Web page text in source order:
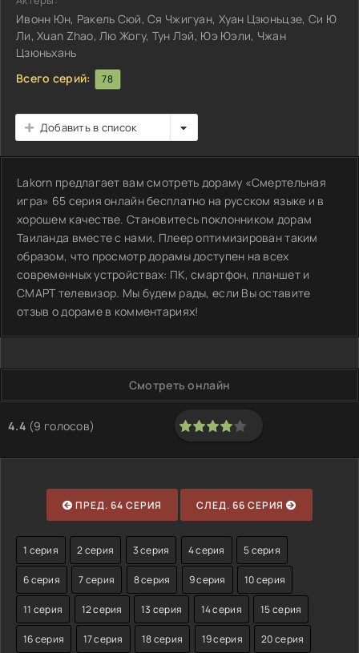
Ивонн Юн, Ракель Сюй, Ся Чжигуан, Хуан Цзюньцзе, Си Ю
Ли, Xuan Zhao, Лю Жогу, Тун Лэй, Юэ Юэли, Чжан
Цзюньхань
Всего серий:
78
Добавить в список
Lakorn предлагает вам смотреть дораму «Смертельная
игра» 65 серия онлайн бесплатно на русском языке и в
хорошем качестве. Становитесь поклонником дорам
Таиланда вместе с нами. Плеер оптимизирован таким
образом, что просмотр дорамы доступен на всех
современных устройствах: ПК, смартфон, планшет и
СМАРТ телевизор. Мы будем рады, если Вы оставите
отзыв о дораме в комментариях!
Смотреть онлайн
4.4 (9 голосов)
80
ПРЕД. 64 СЕРИЯ СЛЕД. 66 СЕРИЯ
1 серия 2 серия 3 серия 4 серия 5 серия
6 серия 7 серия 8 серия 9 серия 10 серия
11 серия 12 серия 13 серия 14 серия 15 серия
16 серия 17 серия 18 серия 19 серия 20 серия